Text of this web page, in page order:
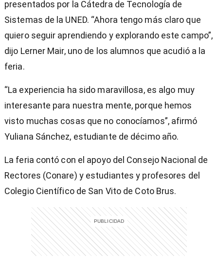
presentados por la Cátedra de Tecnología de
Sistemas de la UNED. “Ahora tengo más claro que
quiero seguir aprendiendo y explorando este campo”,
dijo Lerner Mair, uno de los alumnos que acudió a la
feria.
“La experiencia ha sido maravillosa, es algo muy
interesante para nuestra mente, porque hemos
visto muchas cosas que no conocíamos”, afirmó
Yuliana Sánchez, estudiante de décimo año.
La feria contó con el apoyo del Consejo Nacional de
Rectores (Conare) y estudiantes y profesores del
Colegio Científico de San Vito de Coto Brus.